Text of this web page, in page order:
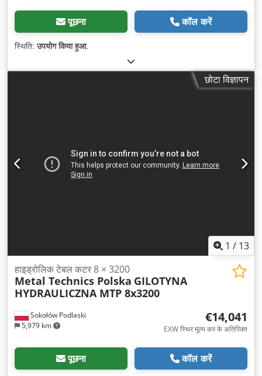
पूछना कॉल करें
स्थिति:उपयोग किया हुआ,
छोटा विज्ञापन
1 / 13
Sokołów Podlaski
5,979 km
हाइड्रोलिक टेबल कटर 8 × 3200
Metal Technics Polska GILOTYNA
HYDRAULICZNA MTP 8x3200
€14,041
EXW स्थिर मूल्य कर के अतिरिक्त
पूछना कॉल करें